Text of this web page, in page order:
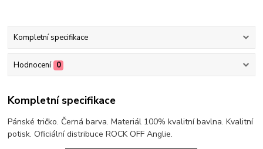
Kompletní specifikace
Hodnocení 0
Kompletní specifikace
Pánské tričko. Černá barva. Materiál 100% kvalitní bavlna. Kvalitní
potisk. Oficiální distribuce ROCK OFF Anglie.